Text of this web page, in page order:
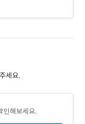
세요.
인해보세요.